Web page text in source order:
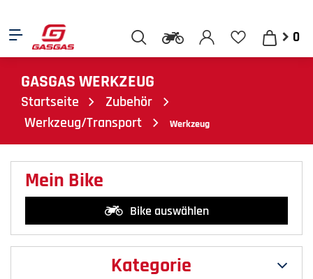
0
GASGAS WERKZEUG
Startseite
Zubehör
Werkzeug/Transport
Werkzeug
Mein Bike
Bike auswählen
Kategorie